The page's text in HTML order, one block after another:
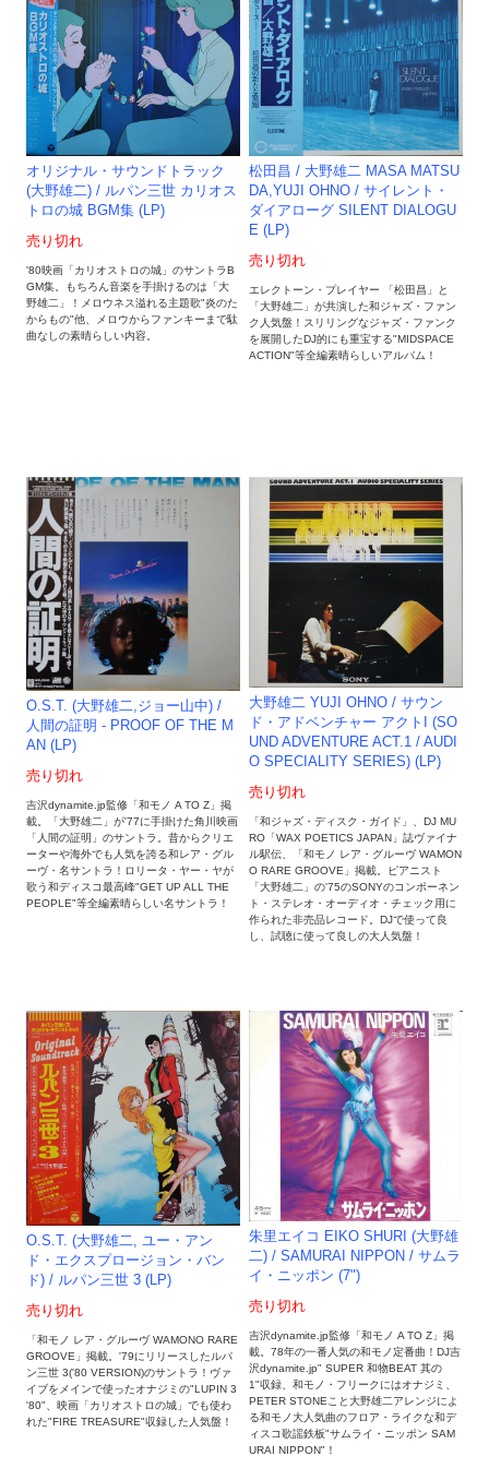
オリジナル・サウンドトラック
(大野雄二) / ルパン三世 カリオス
トロの城 BGM集 (LP)
売り切れ
'80映画「カリオストロの城」のサントラB
GM集。もちろん音楽を手掛けるのは「大
野雄二」！メロウネス溢れる主題歌"炎のた
からもの"他、メロウからファンキーまで駄
曲なしの素晴らしい内容。
松田昌 / 大野雄二 MASA MATSU
DA,YUJI OHNO / サイレント・
ダイアローグ SILENT DIALOGU
E (LP)
売り切れ
エレクトーン・プレイヤー 「松田昌」と
「大野雄二」が共演した和ジャズ・ファン
ク人気盤！スリリングなジャズ・ファンク
を展開したDJ的にも重宝する"MIDSPACE
ACTION"等全編素晴らしいアルバム！
O.S.T. (大野雄二,ジョー山中) /
人間の証明 - PROOF OF THE M
AN (LP)
売り切れ
吉沢dynamite.jp監修「和モノ A TO Z」掲
載。「大野雄二」が'77に手掛けた角川映画
「人間の証明」のサントラ。昔からクリエ
ーターや海外でも人気を誇る和レア・グル
ーヴ・名サントラ！ロリータ・ヤー・ヤが
歌う和ディスコ最高峰"GET UP ALL THE
PEOPLE"等全編素晴らしい名サントラ！
大野雄二 YUJI OHNO ‎/ サウン
ド・アドベンチャー アクトI (SO
UND ADVENTURE ACT.1 / AUDI
O SPECIALITY SERIES) (LP)
売り切れ
「和ジャズ・ディスク・ガイド」、DJ MU
RO「WAX POETICS JAPAN」誌ヴァイナ
ル駅伝、「和モノ レア・グルーヴ WAMON
O RARE GROOVE」掲載。ピアニスト
「大野雄二」の'75のSONYのコンポーネン
ト・ステレオ・オーディオ・チェック用に
作られた非売品レコード。DJで使って良
し、試聴に使って良しの大人気盤！
O.S.T. (大野雄二, ユー・アン
ド・エクスプロージョン・バン
ド) / ルパン三世 3 (LP)
売り切れ
「和モノ レア・グルーヴ WAMONO RARE
GROOVE」掲載。'79にリリースしたルパ
ン三世 3('80 VERSION)のサントラ！ヴァ
イブをメインで使ったオナジミの"LUPIN 3
'80"、映画「カリオストロの城」でも使わ
れた"FIRE TREASURE"収録した人気盤！
朱里エイコ EIKO SHURI (大野雄
二) / SAMURAI NIPPON / サムラ
イ・ニッポン (7")
売り切れ
吉沢dynamite.jp監修「和モノ A TO Z」掲
載。78年の一番人気の和モノ定番曲！DJ吉
沢dynamite.jp" SUPER 和物BEAT 其の
1"収録、和モノ・フリークにはオナジミ、
PETER STONEこと大野雄二アレンジによ
る和モノ大人気曲のフロア・ライクな和デ
ィスコ歌謡鉄板"サムライ・ニッポン SAM
URAI NIPPON"！